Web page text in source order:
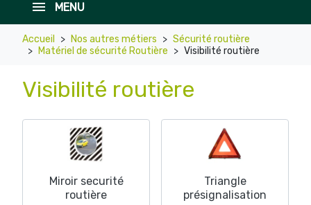
MENU
Accueil Nos autres métiers
Sécurité routière
Matériel de sécurité Routière
Visibilité routière
Visibilité routière
Miroir securité
routière
Triangle
présignalisation